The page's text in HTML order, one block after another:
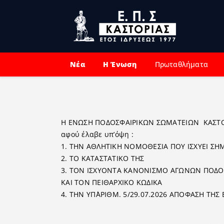
Νέα Η Ένωση Πρωταθλήματα
Η ΕΝΩΣΗ ΠΟ∆ΟΣΦΑΙΡΙΚΩΝ ΣΩΜΑΤΕΙΩΝ
αφού έλαβε υπ’όψη :
1. ΤΗΝ ΑΘΛΗΤΙΚΗ ΝΟΜΟΘΕΣΙΑ ΠΟΥ ΙΣΧΥΕΙ
2. ΤΟ ΚΑΤΑΣΤΑΤΙΚΟ ΤΗΣ
3. ΤΟΝ ΙΣΧΥΟΝΤΑ ΚΑΝΟΝΙΣΜΟ ΑΓΩΝΩΝ
ΚΑΙ ΤΟΝ ΠΕΙΘΑΡΧΙΚΟ ΚΩ∆ΙΚΑ
4. ΤΗΝ ΥΠ΄ΑΡΙΘΜ. 5/29.07.2026 ΑΠΟΦΑΣΗ ΤΗΣ